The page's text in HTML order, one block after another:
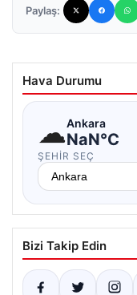
Paylaş:
Hava Durumu
☁Ankara
NaN°C
ŞEHIR SEÇ
Bizi Takip Edin